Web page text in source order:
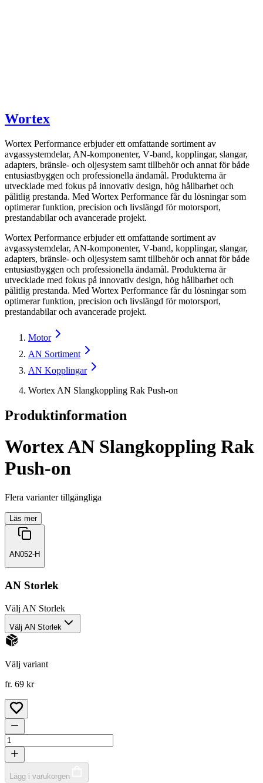
Wortex
Wortex Performance erbjuder ett omfattande sortiment av
avgassystemdelar, AN-komponenter, V‑band, kopplingar, slangar,
adapters, bränsle- och oljesystem samt tillbehör och annat för både
entusiastbyggen och professionella ändamål. Produkterna är
utvecklade med fokus på innovativ design, hög hållbarhet och
pålitlig prestanda. Med Wortex Performance får du lösningar som
optimerar funktion, precision och livslängd för motorsport,
prestandabilar och avancerade projekt.
Wortex Performance erbjuder ett omfattande sortiment av
avgassystemdelar, AN-komponenter, V‑band, kopplingar, slangar,
adapters, bränsle- och oljesystem samt tillbehör och annat för både
entusiastbyggen och professionella ändamål. Produkterna är
utvecklade med fokus på innovativ design, hög hållbarhet och
pålitlig prestanda. Med Wortex Performance får du lösningar som
optimerar funktion, precision och livslängd för motorsport,
prestandabilar och avancerade projekt.
Motor
AN Sortiment
AN Kopplingar
Wortex AN Slangkoppling Rak Push-on
Produktinformation
Wortex AN Slangkoppling Rak
Push-on
Flera varianter tillgängliga
Läs mer
AN052-H
AN Storlek
Välj AN Storlek
Välj AN Storlek
Välj variant
fr. 69 kr
Lägg i varukorgen